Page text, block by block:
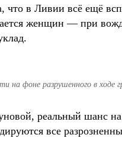
что в Ливии всё ещё
женщин — при
на фоне разрушенного в ходе
реальный шанс на
все